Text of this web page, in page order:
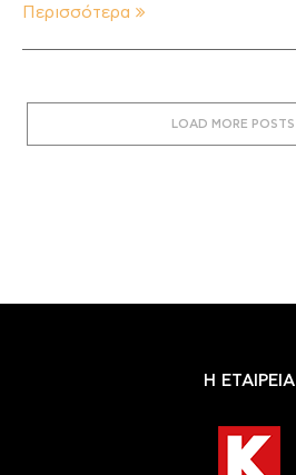
Περισσότερα
LOAD MORE POSTS
Η ΕΤΑΙΡΕΙΑ